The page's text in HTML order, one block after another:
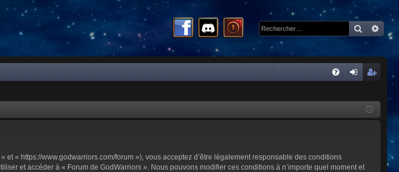
cri
« https://www.godwarriors.com/forum »), vous acceptez d’être légalement responsable des conditions
et accéder à « Forum de GodWarriors ». Nous pouvons modifier ces conditions à n’importe quel moment et